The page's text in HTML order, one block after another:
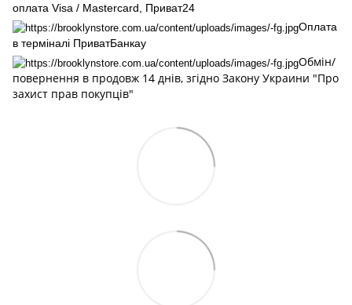
оплата Visa / Mastercard, Приват24
Оплата
в терміналі ПриватБанкау
Обмін/
повернення в продовж 14 днів, згідно Закону Украини "Про
захист прав покупців"